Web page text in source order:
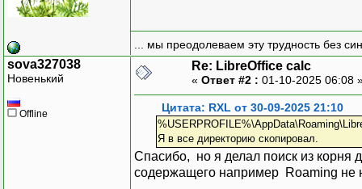
... мы преодолеваем эту трудность без
sova327038
Новенький
Offline
Re: LibreOffice calc
« Ответ #2 : 01-10-2025 06:08
Цитата: RXL от 30-09-2025 21:10
Я в все директорию скопировал.
Спасибо, но я делал поиск из корня
содержащего например Roaming не